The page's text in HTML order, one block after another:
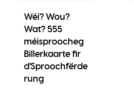
Wéi? Wou?
Wat? 555
méisproocheg
Billerkaarte fir
d'Sproochfërde
rung